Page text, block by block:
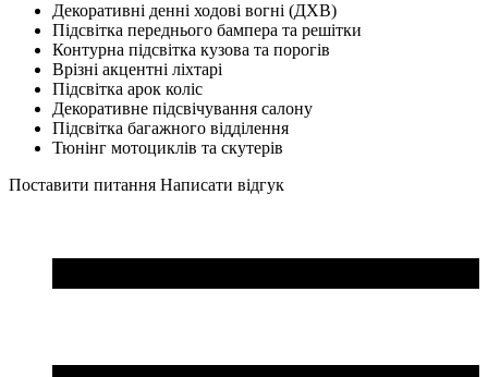
Декоративні денні ходові вогні (ДХВ)
Підсвітка переднього бампера та решітки
Контурна підсвітка кузова та порогів
Врізні акцентні ліхтарі
Підсвітка арок коліс
Декоративне підсвічування салону
Підсвітка багажного відділення
Тюнінг мотоциклів та скутерів
Поставити питання Написати відгук